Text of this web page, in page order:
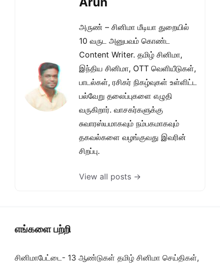
அருண் – சினிமா மீடியா துறையில்
10 வருட அனுபவம் கொண்ட
Content Writer. தமிழ் சினிமா,
இந்திய சினிமா, OTT வெளியீடுகள்,
பாடல்கள், ரசிகர் நிகழ்வுகள் உள்ளிட்ட
பல்வேறு தலைப்புகளை எழுதி
வருகிறார். வாசகர்களுக்கு
சுவாரஸ்யமாகவும் நம்பகமாகவும்
தகவல்களை வழங்குவது இவரின்
சிறப்பு.
View all posts →
எங்களை பற்றி
சினிமாபேட்டை- 13 ஆண்டுகள் தமிழ் சினிமா செய்திகள்,